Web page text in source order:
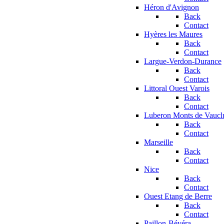
Héron d'Avignon
Back
Contact
Hyères les Maures
Back
Contact
Largue-Verdon-Durance
Back
Contact
Littoral Ouest Varois
Back
Contact
Luberon Monts de
Back
Contact
Marseille
Back
Contact
Nice
Back
Contact
Ouest Etang de Berre
Back
Contact